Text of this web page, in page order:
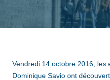
Vendredi 14 octobre 2016, les
Dominique Savio ont